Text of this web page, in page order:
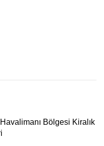
Bölgesi Kiralık